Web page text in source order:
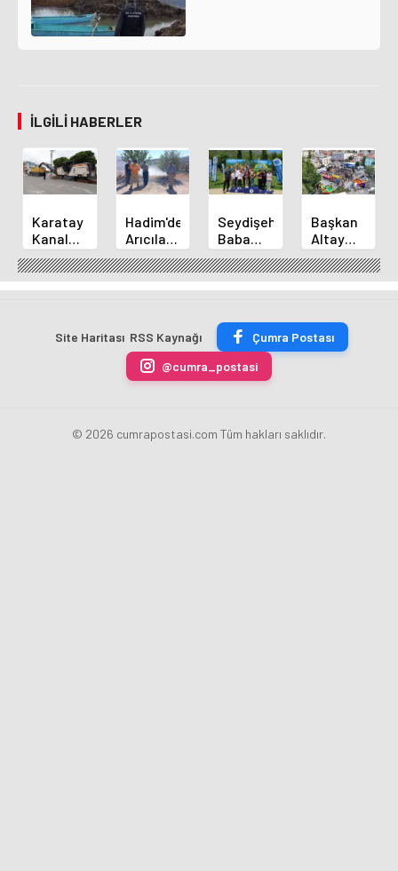
İLGILI HABERLER
Karatay
Kanal
Caddesi
Yol
Yenileme
Hadim'de
Arıcılara
Orman
Yangınları
Eğitimi
Seydişehir
Baba
Çocuk
Kampı
Sona
Başkan
Altay
Bozkır'da
Buluştu
Site Haritası RSS Kaynağı
Çumra Postası
@cumra_postasi
© 2026 cumrapostasi.com Tüm hakları saklıdır.